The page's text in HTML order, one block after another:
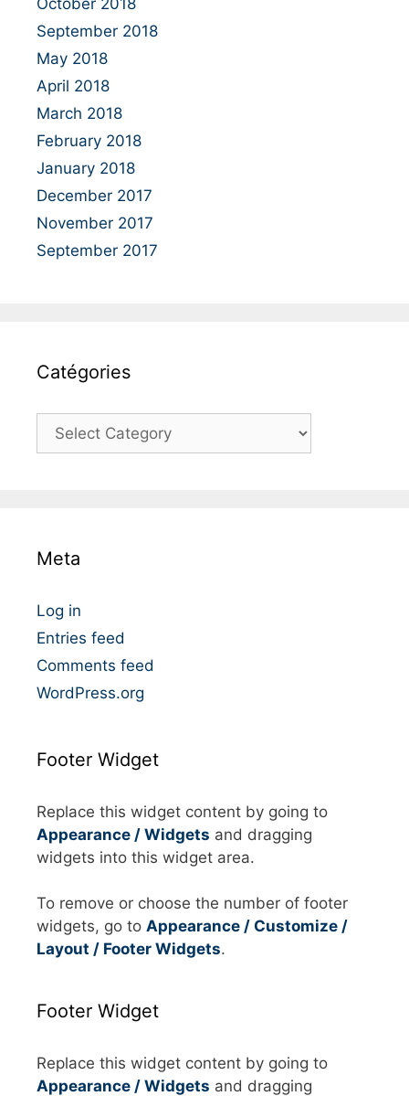
September 2018
May 2018
April 2018
March 2018
February 2018
January 2018
December 2017
November 2017
September 2017
Catégories
r
e
s
Meta
Log in
Entries feed
Comments feed
WordPress.org
Footer Widget
Replace this widget content by going to
Appearance / Widgets and dragging
widgets into this widget area.
To remove or choose the number of footer
widgets, go to Appearance / Customize /
Layout / Footer Widgets.
Footer Widget
Replace this widget content by going to
Appearance / Widgets and dragging